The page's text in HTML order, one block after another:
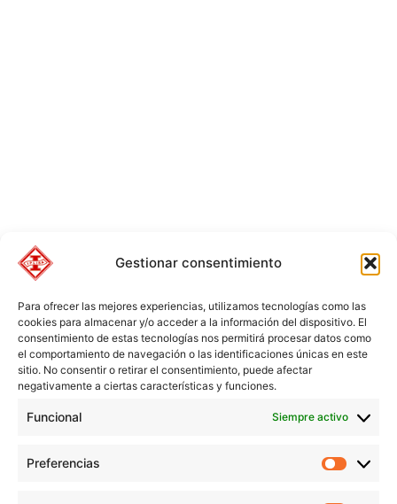
Gestionar consentimiento
Para ofrecer las mejores experiencias, utilizamos tecnologías como las
cookies para almacenar y/o acceder a la información del dispositivo. El
consentimiento de estas tecnologías nos permitirá procesar datos como
el comportamiento de navegación o las identificaciones únicas en este
sitio. No consentir o retirar el consentimiento, puede afectar
negativamente a ciertas características y funciones.
Funcional Siempre activo
Preferencias